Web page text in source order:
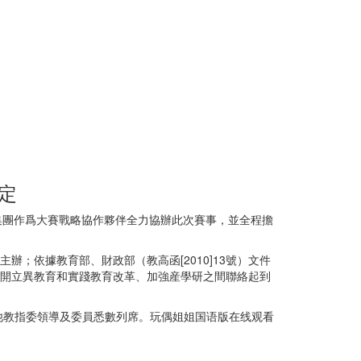
作爲大賽戰略協作夥伴全力協辦此次賽事，並全程擔
辦；依據教育部、財政部（教高函[2010]13號）文件
立異教育和實踐教育改革、加強産學研之間聯絡起到
指委領導及委員悉數列席。玩偶姐姐国语版在线观看